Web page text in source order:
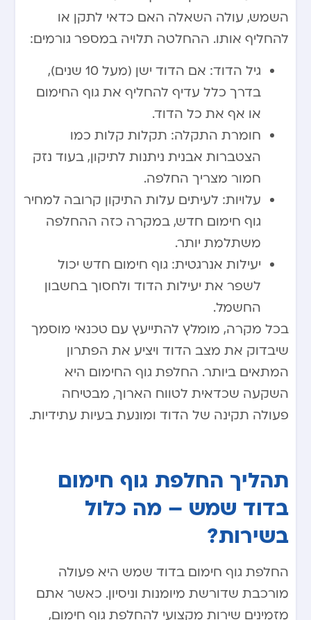
השמש, עולה השאלה האם כדאי לתקן או
להחליף אותו. ההחלטה תלויה במספר גורמים:
גיל הדוד: אם הדוד ישן (מעל 10 שנים),
בדרך כלל עדיף להחליף את גוף החימום
או אף את כל הדוד.
חומרת התקלה: תקלות קלות כמו
הצטברות אבנית ניתנות לתיקון, בעוד נזק
חמור מצריך החלפה.
עלויות: לעיתים עלות התיקון קרובה למחיר
גוף חימום חדש, במקרה כזה ההחלפה
משתלמת יותר.
יעילות אנרגטית: גוף חימום חדש יכול
לשפר את יעילות הדוד ולחסוך בחשבון
החשמל.
בכל מקרה, מומלץ להתייעץ עם טכנאי מוסמך
שיבדוק את מצב הדוד ויציע את הפתרון
המתאים ביותר. החלפת גוף החימום היא
השקעה שכדאית לטווח הארוך, מבטיחה
פעולה תקינה של הדוד ומונעת בעיות עתידיות.
תהליך החלפת גוף חימום
בדוד שמש – מה כלול
בשירות?
החלפת גוף חימום בדוד שמש היא פעולה
מורכבת שדורשת מיומנות וניסיון. כאשר אתם
מזמינים שירות מקצועי להחלפת גוף חימום,